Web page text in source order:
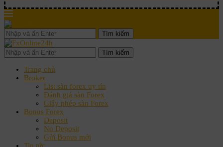
Tìm kiếm
Tìm kiếm
Trang chủ
Broker
List sàn forex uy tín
Đánh giá sàn Forex
Giấy phép sàn Forex
Bonus Forex
Deposit
No Deposit
Gửi Bonus mới